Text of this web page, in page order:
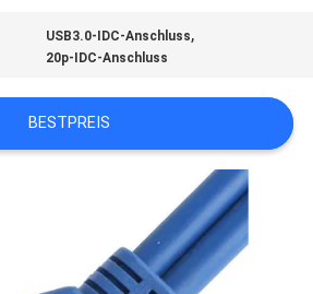
USB3.0-IDC-Anschluss,
20p-IDC-Anschluss
BESTPREIS